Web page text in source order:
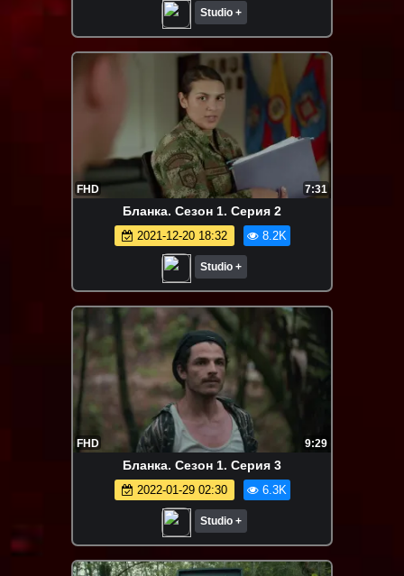
Studio +
FHD 7:31
Бланка. Сезон 1. Серия 2
2021-12-20 18:32 8.2K
Studio +
FHD 9:29
Бланка. Сезон 1. Серия 3
2022-01-29 02:30 6.3K
Studio +